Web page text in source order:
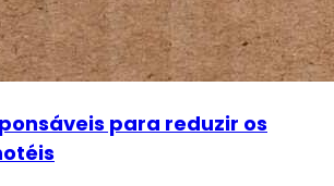
para reduzir os